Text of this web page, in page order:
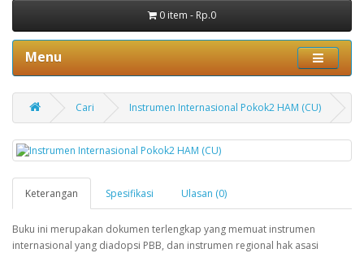
0 item - Rp.0
Menu
Cari Instrumen Internasional Pokok2 HAM (CU)
Keterangan Spesifikasi Ulasan (0)
Buku ini merupakan dokumen terlengkap yang memuat instrumen
internasional yang diadopsi PBB, dan instrumen regional hak asasi